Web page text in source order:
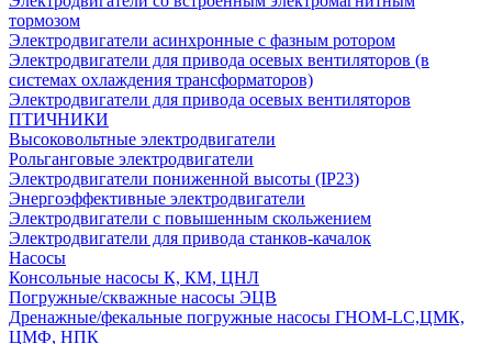
тормозом
Электродвигатели асинхронные с фазным ротором
Электродвигатели для привода осевых вентиляторов (в
системах охлаждения трансформаторов)
Электродвигатели для привода осевых вентиляторов
ПТИЧНИКИ
Высоковольтные электродвигатели
Рольганговые электродвигатели
Электродвигатели пониженной высоты (IP23)
Энергоэффективные электродвигатели
Электродвигатели с повышенным скольжением
Электродвигатели для привода станков-качалок
Насосы
Консольные насосы К, КМ, ЦНЛ
Погружные/скважные насосы ЭЦВ
Дренажные/фекальные погружные насосы ГНОМ-LC,ЦМК,
ЦМФ, НПК